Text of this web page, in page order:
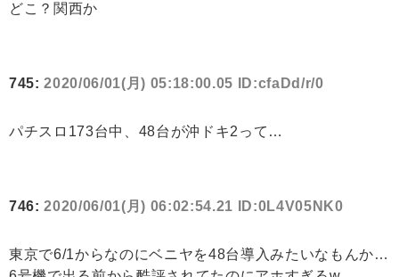
どこ？関西か
745:2020/06/01(月) 05:18:00.05 ID:cfaDd/r/0
パチスロ173台中、48台が沖ドキ2って…
746:2020/06/01(月) 06:02:54.21 ID:0L4V05NK0
東京で6/1からなのにベニヤを48台導入みたいなもんか…